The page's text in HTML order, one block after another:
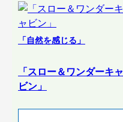
「自然を感じる」
「スロー＆ワンダーキャ
ビン」